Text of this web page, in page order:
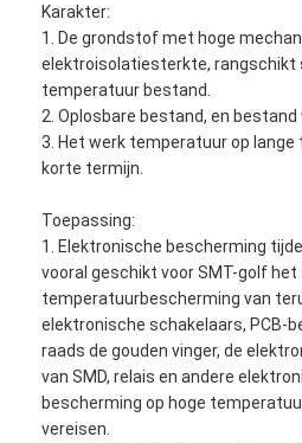
Karakter:
1. De grondstof met hoge
elektroisolatiesterkte, rangschikt
temperatuur bestand.
2. Oplosbare bestand, en bestand
3. Het werk temperatuur op lange
korte termijn.
Toepassing:
1. Elektronische bescherming
vooral geschikt voor SMT-golf het
temperatuurbescherming van
elektronische schakelaars, PCB-
raads de gouden vinger, de
van SMD, relais en andere
bescherming op hoge
vereisen.